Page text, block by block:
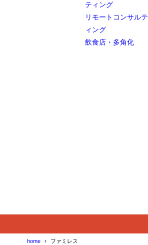
ティング
リモートコンサルテ
ィング
飲食店・多角化
home ファミレス